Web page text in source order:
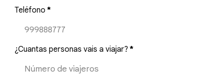
Teléfono *
¿Cuantas personas vais a viajar? *